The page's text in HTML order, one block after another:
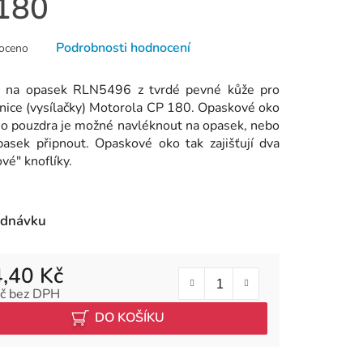
Podrobnosti hodnocení
na opasek RLN5496 z tvrdé pevné kůže pro
(vysílačky) Motorola CP 180. Opaskové oko
pouzdra je možné navléknout na opasek, nebo
připnout. Opaskové oko tak zajišťují dva
knoflíky.
Kč
bez DPH
DO KOŠÍKU